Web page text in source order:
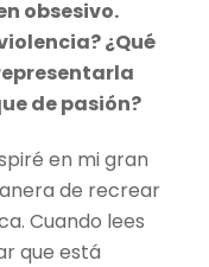
obsesivo.
¿Qué
de pasión?
en mi gran
de recrear
Cuando lees
que está